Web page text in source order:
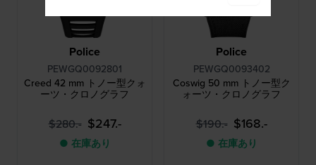
Police
PEWGQ0092801
Creed 42 mm トノー型クォ
ーツ・クロノグラフ
$280.- $247.-
● 在庫あり
Police
PEWGQ0093402
Coswig 50 mm トノー型ク
ォーツ・クロノグラフ
$190.- $168.-
● 在庫あり